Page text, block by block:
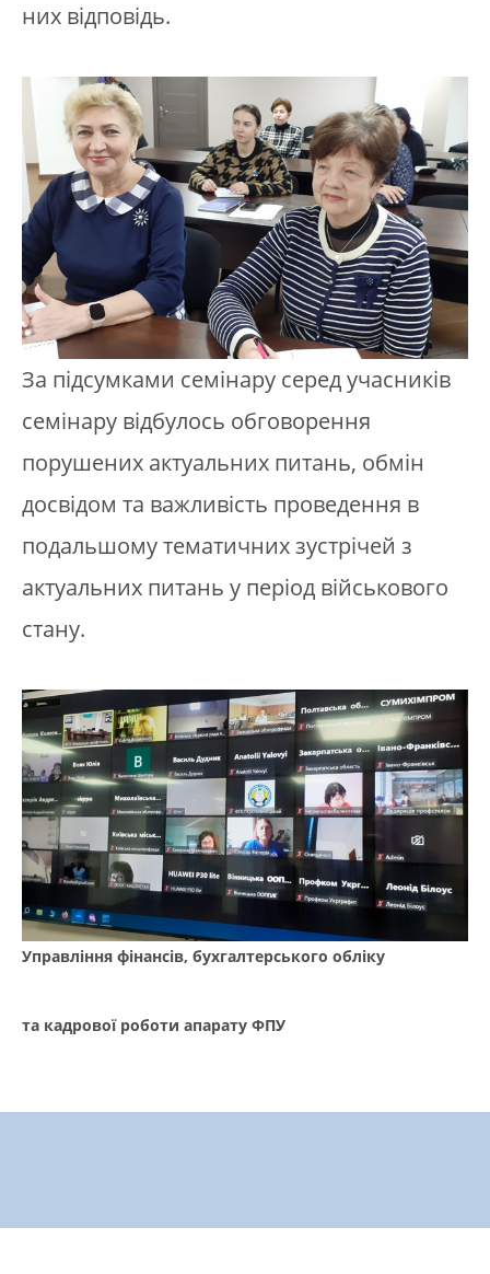
них відповідь.
За підсумками семінару серед учасників
семінару відбулось обговорення
порушених актуальних питань, обмін
досвідом та важливість проведення в
подальшому тематичних зустрічей з
актуальних питань у період військового
стану.
Управління фінансів, бухгалтерського обліку
та кадрової роботи апарату ФПУ